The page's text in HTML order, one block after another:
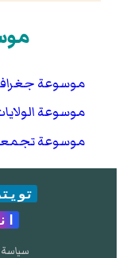
موسوعة
موسوعة
موسوعة